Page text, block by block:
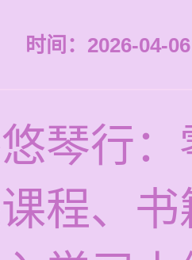
时间：2026-04-
琴行
程、